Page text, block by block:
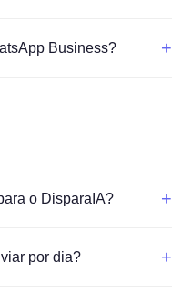
Business? +
o DisparaIA? +
por dia? +